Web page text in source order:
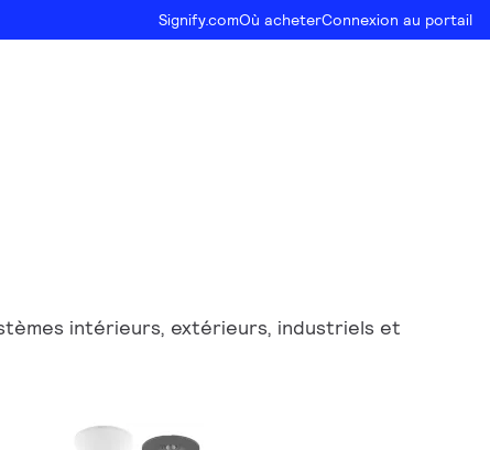
Signify.comOù acheterConnexion au portail
intérieurs, extérieurs, industriels et